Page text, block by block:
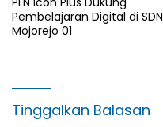
Pembelajaran Digital di SDN
Mojorejo 01
Tinggalkan Balasan